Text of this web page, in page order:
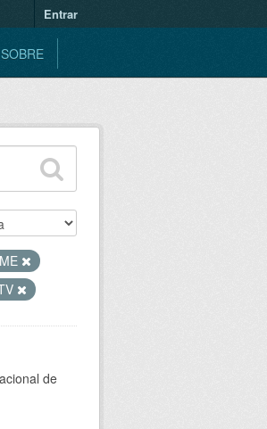
Entrar
SOBRE
de